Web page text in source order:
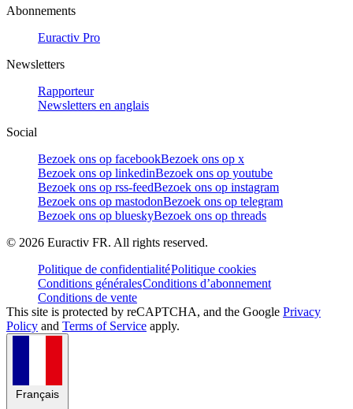
Abonnements
Euractiv Pro
Newsletters
Rapporteur
Newsletters en anglais
Social
Bezoek ons op facebookBezoek ons op x
Bezoek ons op linkedinBezoek ons op youtube
Bezoek ons op rss-feedBezoek ons op instagram
Bezoek ons op mastodonBezoek ons op telegram
Bezoek ons op blueskyBezoek ons op threads
© 2026 Euractiv FR. All rights reserved.
Politique de confidentialitéPolitique cookies
Conditions généralesConditions d’abonnement
Conditions de vente
This site is protected by reCAPTCHA, and the Google Privacy
Policy and Terms of Service apply.
Français